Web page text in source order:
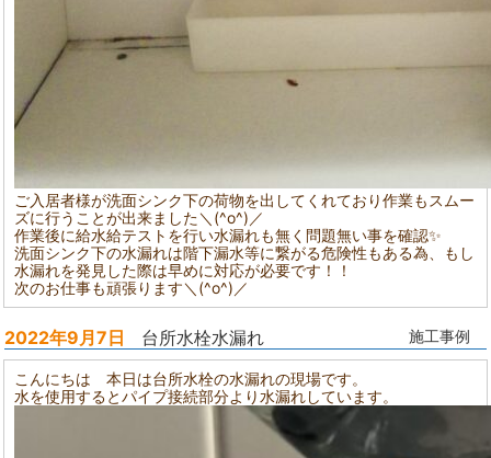
ご入居者様が洗面シンク下の荷物を出してくれており作業もスムー
ズに行うことが出来ました＼(^o^)／
作業後に給水給テストを行い水漏れも無く問題無い事を確認✨
洗面シンク下の水漏れは階下漏水等に繋がる危険性もある為、もし
水漏れを発見した際は早めに対応が必要です！！
次のお仕事も頑張ります＼(^o^)／
2022年9月7日 台所水栓水漏れ 施工事例
こんにちは 本日は台所水栓の水漏れの現場です。
水を使用するとパイプ接続部分より水漏れしています。